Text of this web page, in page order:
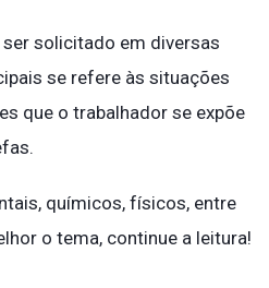
solicitado em diversas
se refere às situações
que o trabalhador se expõe
químicos, físicos, entre
o tema, continue a leitura!